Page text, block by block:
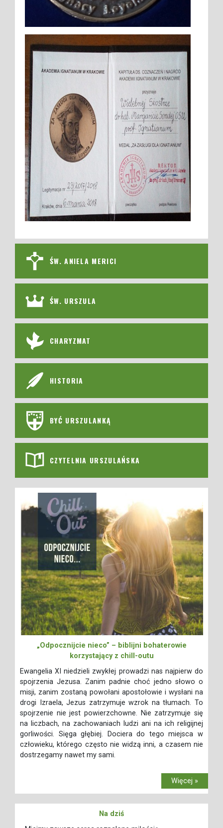
ŚW. ANIELA MERICI
ŚW. URSZULA
CHARYZMAT
HISTORIA
BYĆ URSZULANKĄ
CZYTELNIA URSZULAŃSKA
„Odpocznijcie nieco” – biblijni bohaterowie
korzystający z chill-outu
Ewangelia XI niedzieli zwykłej prowadzi nas najpierw do
spojrzenia Jezusa. Zanim padnie choć jedno słowo o
misji, zanim zostaną powołani apostołowie i wysłani na
drogi Izraela, Jezus zatrzymuje wzrok na tłumach. To
spojrzenie nie jest powierzchowne. Nie zatrzymuje się
na liczbach, na zachowaniach ludzi ani na ich religijnej
gorliwości. Sięga głębiej. Dociera do tego miejsca w
człowieku, którego często nie widzą inni, a czasem nie
dostrzegamy nawet my sami.
Więcej »
Na dziś